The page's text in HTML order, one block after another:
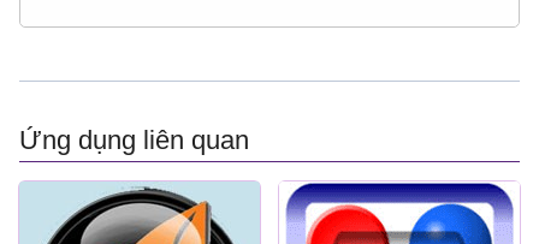
Ứng dụng liên quan